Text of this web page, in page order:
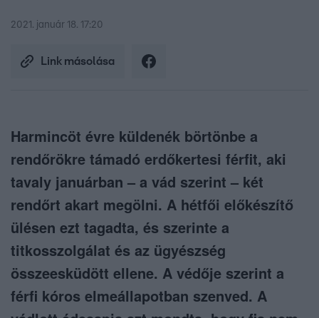
2021. január 18. 17:20
Link másolása
Harmincöt évre küldenék börtönbe a
rendőrökre támadó erdőkertesi férfit, aki
tavaly januárban – a vád szerint – két
rendőrt akart megölni. A hétfői előkészítő
ülésen ezt tagadta, és szerinte a
titkosszolgálat és az ügyészség
összeesküdött ellene. A védője szerint a
férfi kóros elmeállapotban szenved. A